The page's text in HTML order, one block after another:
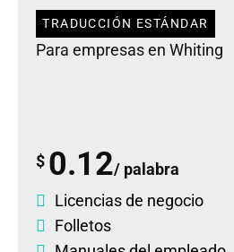
TRADUCCIÓN ESTÁNDAR
Para empresas en Whiting
$ 0.12/ palabra
Licencias de negocio
Folletos